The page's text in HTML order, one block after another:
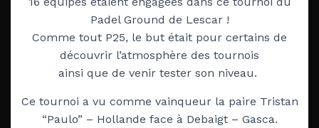
Padel Ground de Lescar !
Comme tout P25, le but était pour certains de
découvrir l’atmosphère des tournois
ainsi que de venir tester son niveau.
Ce tournoi a vu comme vainqueurla paire Tristan
“Paulo” – Hollande face à Debaigt – Gasca.